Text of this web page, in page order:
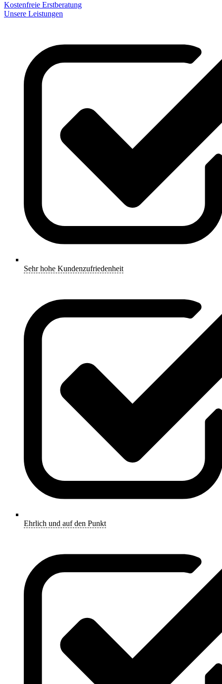
Kostenfreie Erstberatung
Unsere Leistungen
Sehr hohe Kundenzufriedenheit
Ehrlich und auf den Punkt